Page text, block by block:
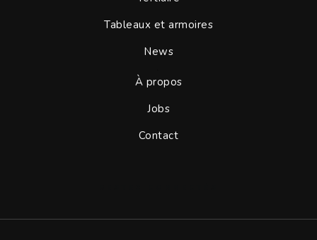
Tableaux et armoires
News
À propos
Jobs
Contact